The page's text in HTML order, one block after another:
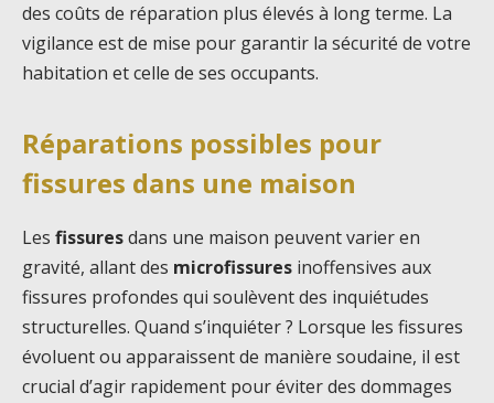
des coûts de réparation plus élevés à long terme. La
vigilance est de mise pour garantir la sécurité de votre
habitation et celle de ses occupants.
Réparations possibles pour
fissures dans une maison
Les fissuresdans une maison peuvent varier en
gravité, allant des microfissures inoffensives aux
fissures profondes qui soulèvent des inquiétudes
structurelles. Quand s’inquiéter ? Lorsque les fissures
évoluent ou apparaissent de manière soudaine, il est
crucial d’agir rapidement pour éviter des dommages